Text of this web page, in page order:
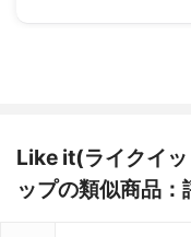
Like it(ライクイ
ップの類似商品